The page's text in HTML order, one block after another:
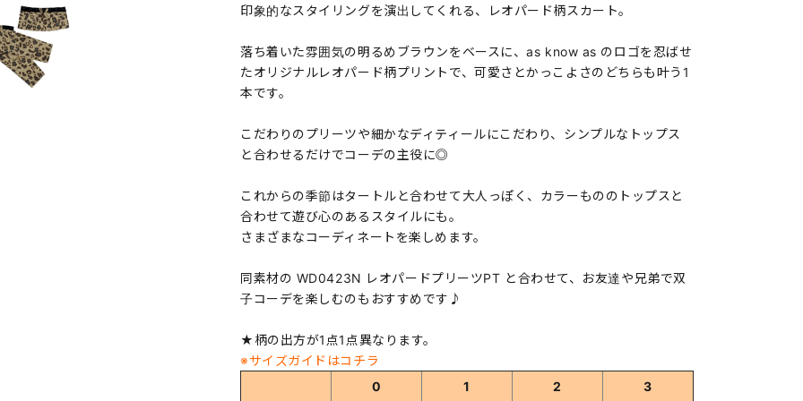
印象的なスタイリングを演出してくれる、レオパード柄スカート。
落ち着いた雰囲気の明るめブラウンをベースに、as know as のロゴを忍ばせ
たオリジナルレオパード柄プリントで、可愛さとかっこよさのどちらも叶う1
本です。
こだわりのプリーツや細かなディティールにこだわり、シンプルなトップス
と合わせるだけでコーデの主役に◎
これからの季節はタートルと合わせて大人っぽく、カラーもののトップスと
合わせて遊び心のあるスタイルにも。
さまざまなコーディネートを楽しめます。
同素材の WD0423N レオパードプリーツPT と合わせて、お友達や兄弟で双
子コーデを楽しむのもおすすめです♪
★柄の出方が1点1点異なります。
※サイズガイドはコチラ
0
1 2 3